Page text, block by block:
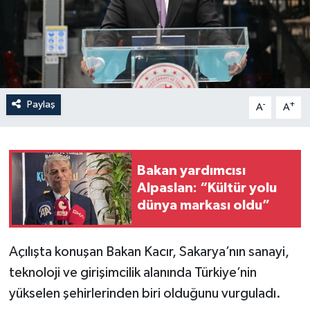
Paylaş A- A+
Bakan yardımcısı
Alpaslan: “Kültür yolu
dünya markası oldu”
Açılışta konuşan Bakan Kacır, Sakarya’nın sanayi,
teknoloji ve girişimcilik alanında Türkiye’nin
yükselen şehirlerinden biri olduğunu vurguladı.